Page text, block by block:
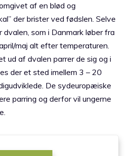
af en blød og
der brister ved fødslen. Selve
som i Danmark løber fra
maj alt efter temperaturen.
ud af dvalen parrer de sig og i
der et sted imellem 3 – 20
De sydeuropæiske
parring og derfor vil ungerne